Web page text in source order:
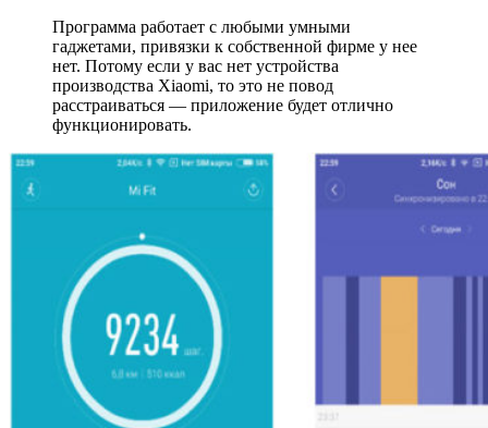
Программа работает с любыми умными
гаджетами, привязки к собственной фирме у нее
нет. Потому если у вас нет устройства
производства Xiaomi, то это не повод
расстраиваться — приложение будет отлично
функционировать.